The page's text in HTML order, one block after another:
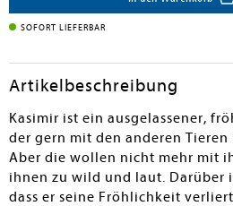
SOFORT LIEFERBAR
Artikelbeschreibung
Kasimir ist ein ausgelassener,
der gern mit den anderen
Aber die wollen nicht mehr mit
ihnen zu wild und laut. Darüber
dass er seine Fröhlichkeit